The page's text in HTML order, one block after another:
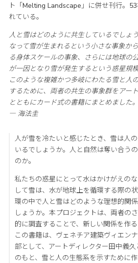
ト「Melting Landscape」に併せ刊行。
れている。
人と雪はどのように共生しているでしょ
なって雪が生まれるという小さな事象か
る身体スケールの事象、さらには地球の
が一因となり雪が発生するという惑星規模
このような複雑かつ多岐にわたる雪と人
するために、両者の共生の事象群をアー
とともにカード式の書籍にまとめました。
― 海法圭
人が雪を冷たいと感じたとき、雪は人
いるでしょうか。人と自然は奪い合う
のか。
私たちの惑星にとって水はかけがえの
して雪は、水が地球上を循環する際の
環の中で人と雪はどのような理想的関
しょうか。本プロジェクトは、両者の
的に調査することで、新しい関係を作る
この書籍は、ヴェネチア建築ヴィエン
部として、アートディレクター田中義
のもと、雪と人の生態系を示すために作